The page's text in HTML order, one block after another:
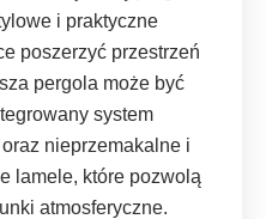
i praktyczne
poszerzyć przestrzeń
pergola może być
system
nieprzemakalne i
lamele, które pozwolą
atmosferyczne.